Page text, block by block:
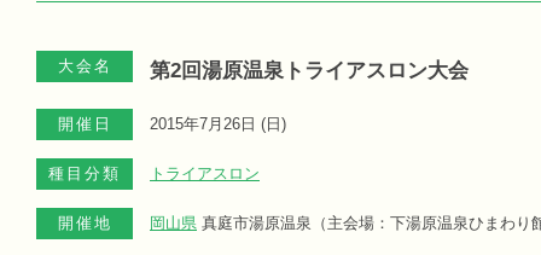
大会名 第2回湯原温泉トライアスロン大会
開催日 2015年7月26日 ( 日 )
種目分類 トライアスロン
開催地 岡山県 真庭市湯原温泉（主会場：下湯原温泉ひまわり